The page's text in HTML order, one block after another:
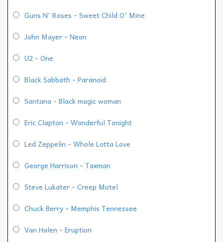
Guns N' Roses - Sweet Child O' Mine
John Mayer - Neon
U2 - One
Black Sabbath - Paranoid
Santana - Black magic woman
Eric Clapton - Wonderful Tonight
Led Zeppelin - Whole Lotta Love
George Harrison - Taxman
Steve Lukater - Creep Motel
Chuck Berry - Memphis Tennessee
Van Halen - Eruption